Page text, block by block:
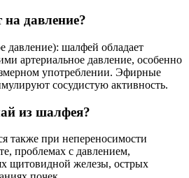
давление?
давление): шалфей обладает
артериальное давление, особенно
употреблении. Эфирные
сосудистую активность.
из шалфея?
также при непереносимости
проблемах с давлением,
щитовидной железы, острых